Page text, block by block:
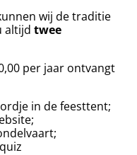
wij de traditie
altijd twee
per jaar ontvangt
in de feesttent;